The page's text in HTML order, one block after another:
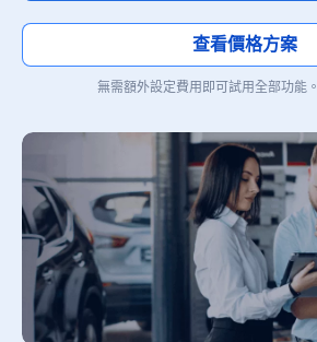
查看價格方案
無需額外設定費用即可試用全部功能。